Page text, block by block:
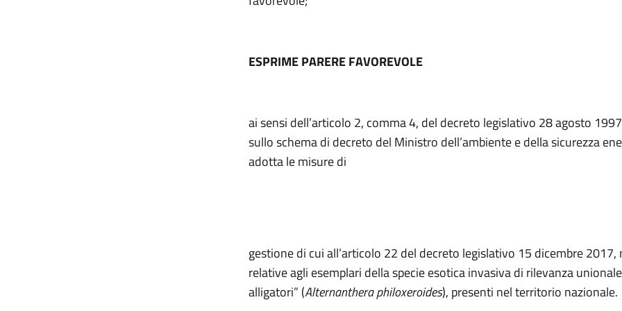
ESPRIME PARERE FAVOREVOLE
ai sensi dell’articolo 2, comma 4, del decreto legislativo 28 agosto
sullo schema di decreto del Ministro dell’ambiente e della sicurezza
adotta le misure di
gestione di cui all’articolo 22 del decreto legislativo 15 dicembre 2017,
relative agli esemplari della specie esotica invasiva di rilevanza
alligatori” (Alternanthera philoxeroides), presenti nel territorio nazionale.